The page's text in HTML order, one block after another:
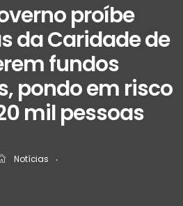
proíbe
da Caridade de
fundos
pondo em risco
mil pessoas
Notícias ‧